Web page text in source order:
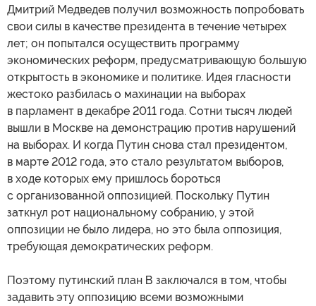
Дмитрий Медведев получил возможность попробовать
свои силы в качестве президента в течение четырех
лет; он попытался осуществить программу
экономических реформ, предусматривающую большую
открытость в экономике и политике. Идея гласности
жестоко разбилась о махинации на выборах
в парламент в декабре 2011 года. Сотни тысяч людей
вышли в Москве на демонстрацию против нарушений
на выборах. И когда Путин снова стал президентом,
в марте 2012 года, это стало результатом выборов,
в ходе которых ему пришлось бороться
с организованной оппозицией. Поскольку Путин
заткнул рот национальному собранию, у этой
оппозиции не было лидера, но это была оппозиция,
требующая демократических реформ.
Поэтому путинский план В заключался в том, чтобы
задавить эту оппозицию всеми возможными